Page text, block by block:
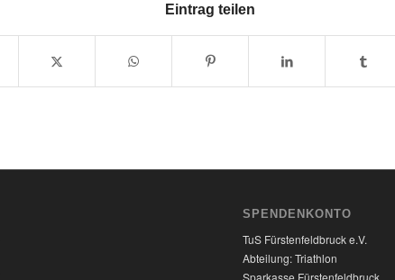
Eintrag teilen
SPENDENKONTO
TuS Fürstenfeldbruck e.V.
Abteilung: Triathlon
Sparkasse Fürstenfeldbruck